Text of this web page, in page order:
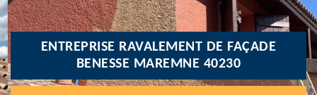
ENTREPRISE RAVALEMENT DE FAÇADE
BENESSE MAREMNE 40230